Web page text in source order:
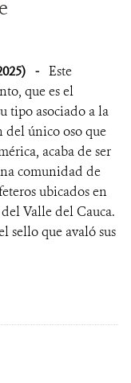
- Este
que es el
tipo asociado a la
del único oso que
acaba de ser
comunidad de
ubicados en
Valle del Cauca.
sello que avaló sus